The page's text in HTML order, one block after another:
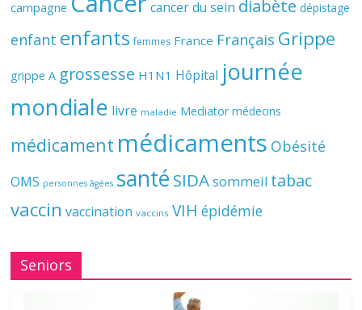
campagne cancer du sein diabète dépistage
enfant enfants femmes France Français Grippe
grippe A grossesse H1N1 Hôpital journée
mondiale livre maladie Mediator médecins
médicament médicaments Obésité
OMS personnes âgées santé SIDAsommeil tabac
vaccin vaccination vaccins VIH épidémie
Seniors